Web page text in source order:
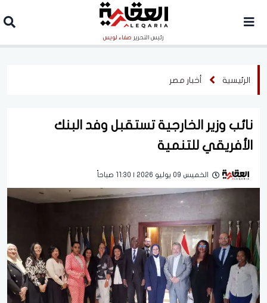
رئيس التحرير صفاء لويس
الرئيسية أخبار مصر
نائب وزير الخارجية تستقبل وفد البنك
الأفريقي للتنمية
الخميس 09 يوليو 2026 | 11:30 صباحاً